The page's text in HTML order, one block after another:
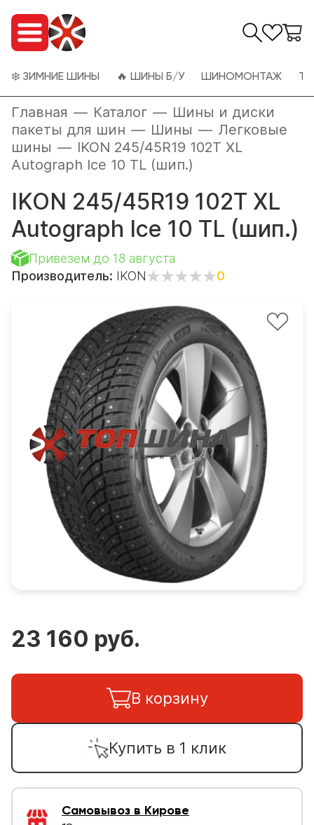
❄️ ЗИМНИЕ ШИНЫ 🔥 ШИНЫ Б/У ШИНОМОНТАЖ
Главная — Каталог — Шины и диски
пакеты для шин — Шины — Легковые
шины — IKON 245/45R19 102T XL
Autograph Ice 10 TL (шип.)
IKON 245/45R19 102T XL
Autograph Ice 10 TL (шип.)
Привезем до 18 августа
Производитель: IKON 0
23 160 руб.
В корзину
Купить в 1 клик
Самовывоз в Кирове